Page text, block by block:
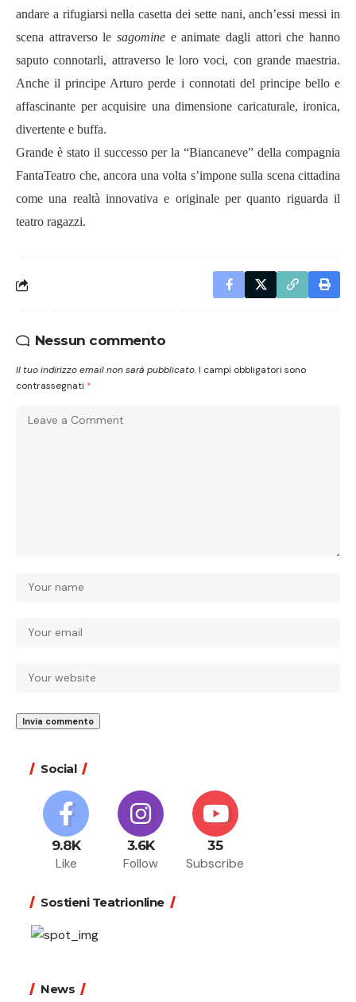
andare a rifugiarsi nella casetta dei sette nani, anch’essi messi in
scena attraverso le sagomine e animate dagli attori che hanno
saputo connotarli, attraverso le loro voci, con grande maestria.
Anche il principe Arturo perde i connotati del principe bello e
affascinante per acquisire una dimensione caricaturale, ironica,
divertente e buffa.
Grande è stato il successo per la “Biancaneve” della compagnia
FantaTeatro che, ancora una volta s’impone sulla scena cittadina
come una realtà innovativa e originale per quanto riguarda il
teatro ragazzi.
Nessun commento
Il tuo indirizzo email non sarà pubblicato. I campi obbligatori sono
contrassegnati *
Social
9.8K
Like
3.6K
Follow
35
Subscribe
Sostieni Teatrionline
News